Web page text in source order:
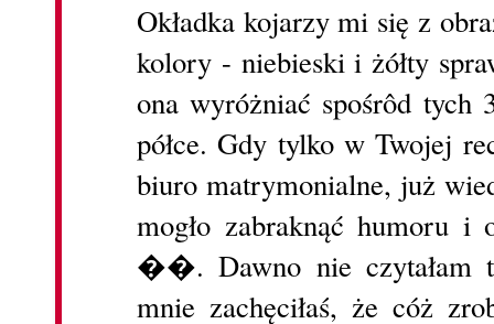
Okładka kojarzy mi się z
kolory - niebieski i żółty
ona wyróżniać spośrôd tych
półce. Gdy tylko w Twojej
biuro matrymonialne, już
mogło zabraknąć humoru i
��. Dawno nie czytałam
mnie zachęciłaś, że cóż